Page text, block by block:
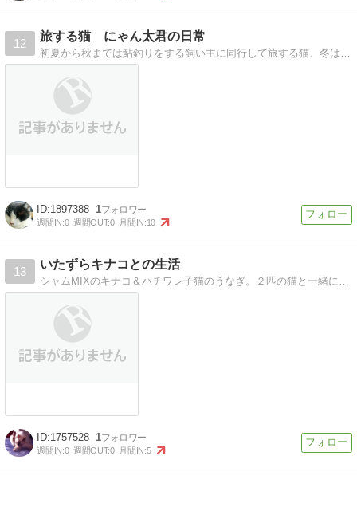
12
旅する猫 にゃん太君の日常
初夏から秋までは鮎釣りをする飼い主に同行して旅する猫、冬はスキー・スノボのレンタル屋の看板猫のにゃん太君の日常を綴ります。
1897388 1
週間IN:0 週間OUT:0 月間IN:10
13
いたずらキナコとの生活
シャムMIXのキナコ＆ハチワレ子猫のうなぎ。２匹の猫と一緒に満喫する猫ライフblog。たまに創作活動も！
1757528 1
週間IN:0 週間OUT:0 月間IN:5